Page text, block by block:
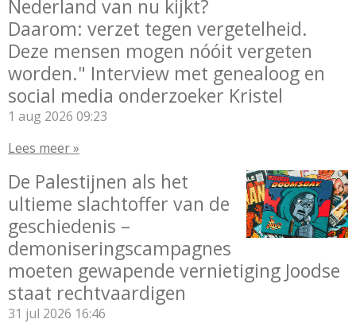
Nederland van nu kijkt?
Daarom: verzet tegen vergetelheid.
Deze mensen mogen nóóit vergeten
worden." Interview met genealoog en
social media onderzoeker Kristel
1 aug 2026 09:23
Lees meer »
De Palestijnen als het
ultieme slachtoffer van de
geschiedenis –
demoniseringscampagnes
moeten gewapende vernietiging Joodse
staat rechtvaardigen
31 jul 2026 16:46